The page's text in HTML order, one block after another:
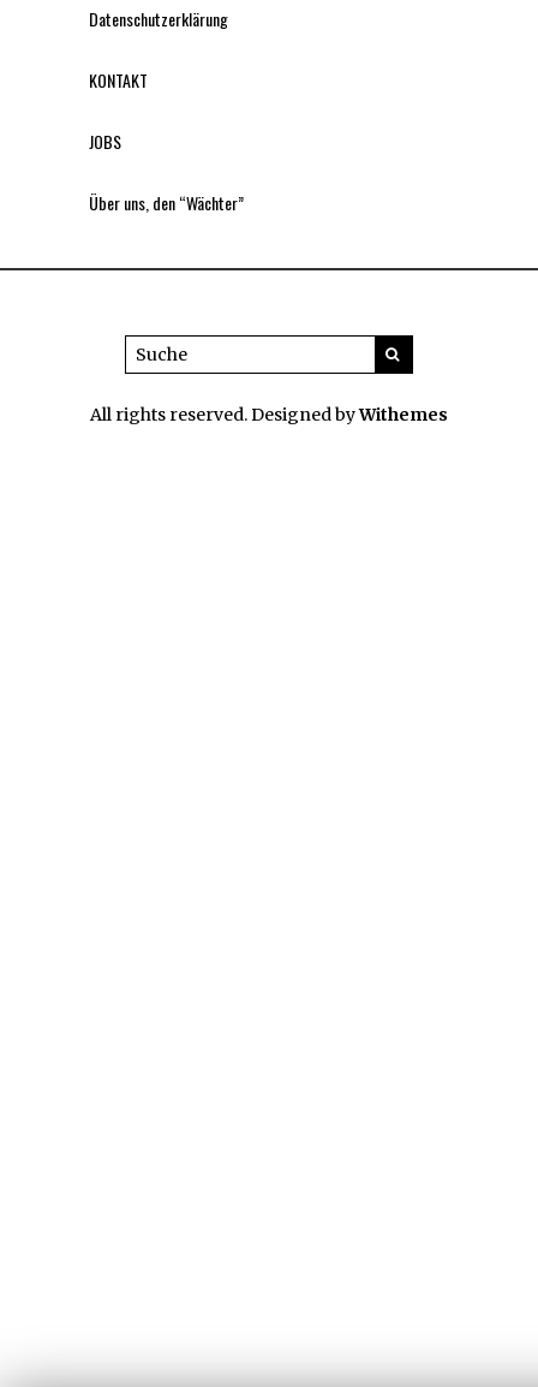
Datenschutzerklärung
KONTAKT
JOBS
Über uns, den “Wächter”
All rights reserved. Designed byWithemes